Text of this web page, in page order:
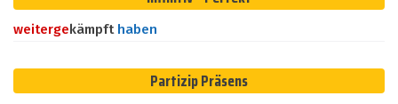
weitergekämpft haben
Partizip Präsens